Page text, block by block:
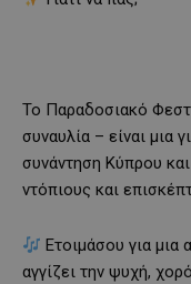
Το Παραδοσιακό
συναυλία – είναι μια
συνάντηση Κύπρου
ντόπιους και
Ετοιμάσου για μια
αγγίζει την ψυχή,